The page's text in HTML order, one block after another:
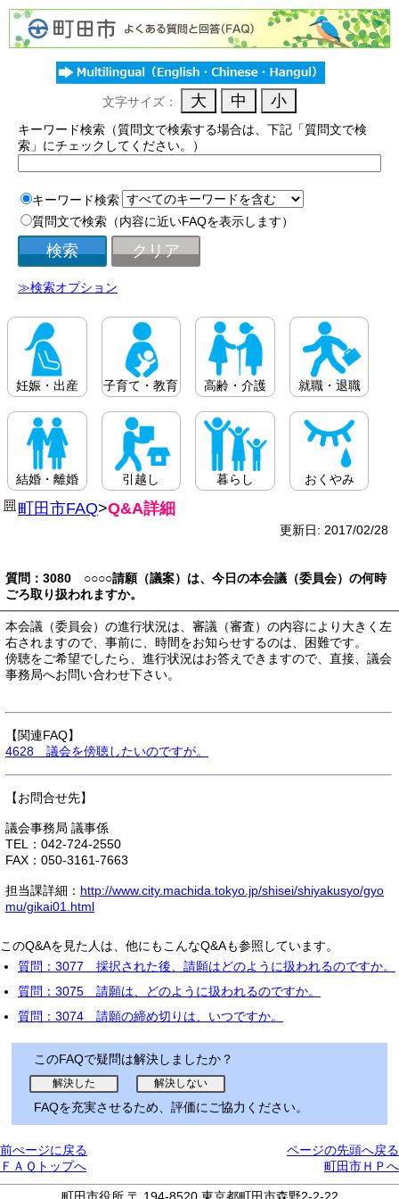
文字サイズ：
キーワード検索（質問文で検索する場合は、下記「質問文で検
索」にチェックしてください。）
キーワード検索
質問文で検索（内容に近いFAQを表示します）
≫検索オプション
妊娠・出産 子育て・教育 高齢・介護 就職・退職
結婚・離婚 引越し 暮らし おくやみ
町田市FAQ>Q&A詳細
更新日: 2017/02/28
質問：3080 ○○○○請願（議案）は、今日の本会議（委員会）の何時
ごろ取り扱われますか。
本会議（委員会）の進行状況は、審議（審査）の内容により大きく左
右されますので、事前に、時間をお知らせするのは、困難です。
傍聴をご希望でしたら、進行状況はお答えできますので、直接、議会
事務局へお問い合わせ下さい。
【関連FAQ】
4628 議会を傍聴したいのですが。
【お問合せ先】
議会事務局 議事係
TEL：042-724-2550
FAX：050-3161-7663
担当課詳細： http://www.city.machida.tokyo.jp/shisei/shiyakusyo/gyo
mu/gikai01.html
このQ&Aを見た人は、他にもこんなQ&Aも参照しています。
質問：3077 採択された後、請願はどのように扱われるのですか。
質問：3075 請願は、どのように扱われるのですか。
質問：3074 請願の締め切りは、いつですか。
このFAQで疑問は解決しましたか？
FAQを充実させるため、評価にご協力ください。
前ぺージに戻る
ページの先頭へ戻る
ＦＡＱトップへ
町田市ＨＰへ